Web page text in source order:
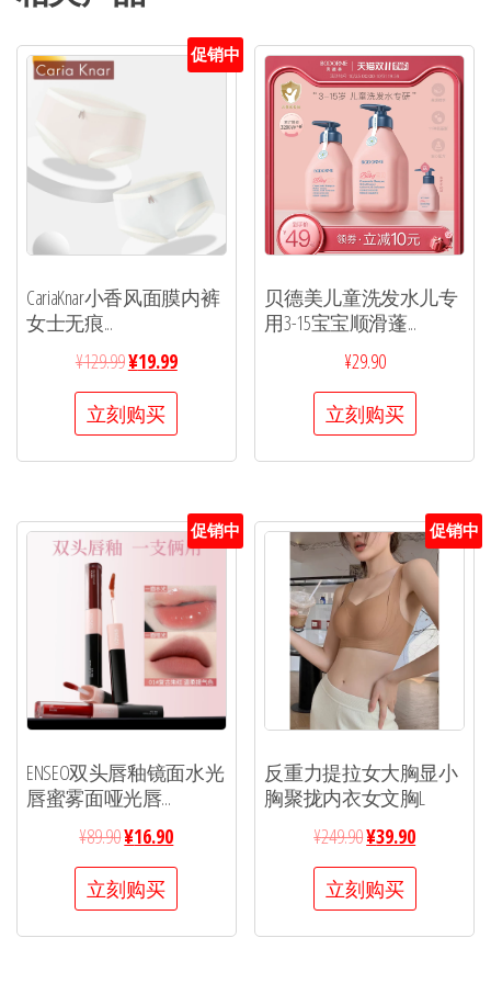
促销中
CariaKnar小香风面膜内裤
女士无痕...
¥129.99¥19.99
立刻购买
贝德美儿童洗发水儿专
用3-15宝宝顺滑蓬...
¥29.90
立刻购买
促销中
ENSEO双头唇釉镜面水光
唇蜜雾面哑光唇...
¥89.90¥16.90
立刻购买
促销中
反重力提拉女大胸显小
胸聚拢内衣女文胸L
¥249.90¥39.90
立刻购买